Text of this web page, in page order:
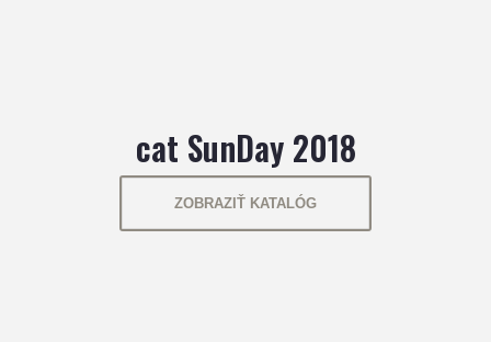
cat SunDay 2018
ZOBRAZIŤ KATALÓG